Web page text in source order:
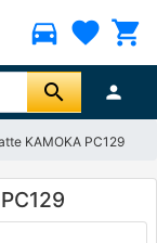
directions_car favorite shopping_cart
search person
KAMOKA PC129